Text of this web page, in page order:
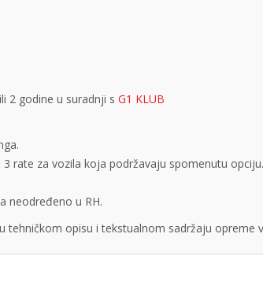
2 godine u suradnji s G1 KLUB
3 rate za vozila koja podržavaju spomenutu opciju.
neodređeno u RH.
opisu i tekstualnom sadržaju opreme